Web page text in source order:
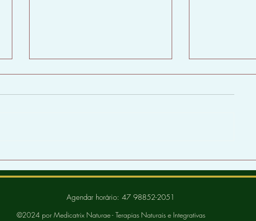
alimento.
Agendar horário: 47 98852-2051
©2024 por Medicatrix Naturae - Terapias Naturais e Integrativas